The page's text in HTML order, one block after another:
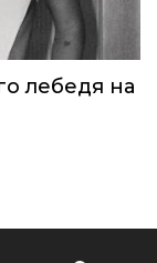
лебедя на